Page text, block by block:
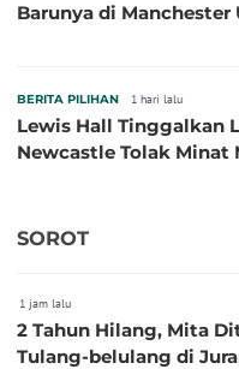
Barunya di Manchester
BERITA PILIHAN 1 hari lalu
Lewis Hall Tinggalkan
Newcastle Tolak Minat
SOROT
1 jam lalu
2 Tahun Hilang, Mita
Tulang-belulang di